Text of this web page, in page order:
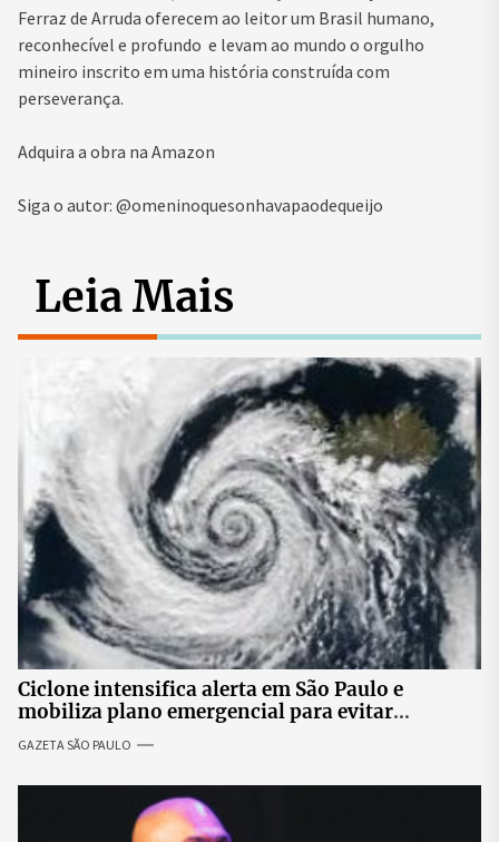
Ferraz de Arruda oferecem ao leitor um Brasil humano,
reconhecível e profundo e levam ao mundo o orgulho
mineiro inscrito em uma história construída com
perseverança.
Adquira a obra na Amazon
Siga o autor: @omeninoquesonhavapaodequeijo
Leia Mais
Ciclone intensifica alerta em São Paulo e
mobiliza plano emergencial para evitar
impactos no fornecimento de energia
GAZETA SÃO PAULO